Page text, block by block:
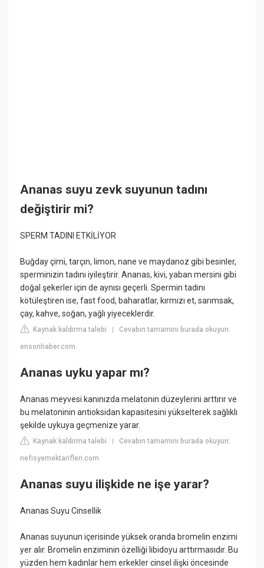
Ananas suyu zevk suyunun tadını
değiştirir mi?
SPERM TADINI ETKİLİYOR
Buğday çimi, tarçın, limon, nane ve maydanoz gibi besinler,
sperminizin tadını iyileştirir. Ananas, kivi, yaban mersini gibi
doğal şekerler için de aynısı geçerli. Spermin tadını
kötüleştiren ise, fast food, baharatlar, kırmızı et, sarımsak,
çay, kahve, soğan, yağlı yiyeceklerdir.
Kaynak kaldırma talebi |Cevabın tamamını burada okuyun:
ensonhaber.com
Ananas uyku yapar mı?
Ananas meyvesi kanınızda melatonin düzeylerini arttırır ve
bu melatoninin antioksidan kapasitesini yükselterek sağlıklı
şekilde uykuya geçmenize yarar.
Kaynak kaldırma talebi |Cevabın tamamını burada okuyun:
nefisyemektarifleri.com
Ananas suyu ilişkide ne işe yarar?
Ananas Suyu Cinsellik
Ananas suyunun içerisinde yüksek oranda bromelin enzimi
yer alır. Bromelin enziminin özelliği libidoyu arttırmasıdır. Bu
yüzden hem kadınlar hem erkekler cinsel ilişki öncesinde